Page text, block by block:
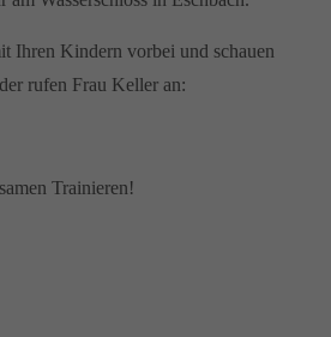
Ihren Kindern vorbei und schauen
rufen Frau Keller an:
Trainieren!